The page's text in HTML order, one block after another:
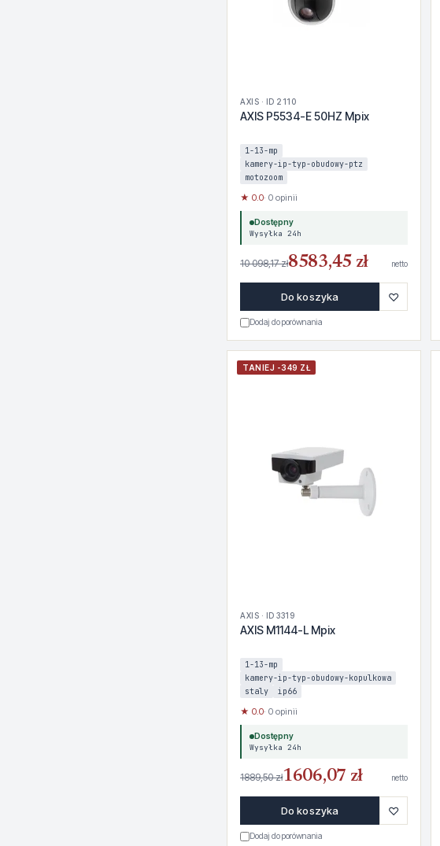
AXIS · ID 2110
AXIS P5534-E 50HZ Mpix
1-13-mp
kamery-ip-typ-obudowy-ptz
motozoom
★ 0.0· 0 opinii
Dostępny
Wysyłka 24h
10 098,17 zł8583,45 zł netto
Do koszyka ♡
Dodaj do porównania
TANIEJ -349 ZŁ
AXIS · ID 3319
AXIS M1144-L Mpix
1-13-mp
kamery-ip-typ-obudowy-kopulkowa
staly
ip66
★ 0.0· 0 opinii
Dostępny
Wysyłka 24h
1889,50 zł1606,07 zł netto
Do koszyka ♡
Dodaj do porównania